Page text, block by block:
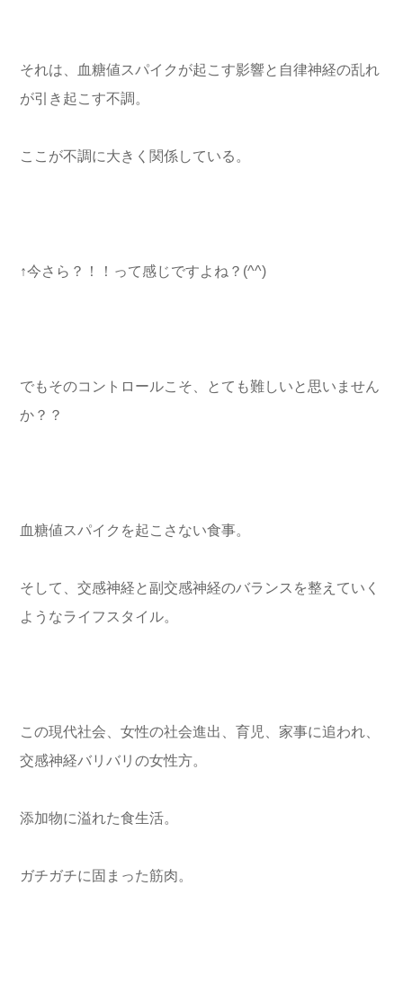
それは、血糖値スパイクが起こす影響と自律神経の乱れ
が引き起こす不調。
ここが不調に大きく関係している。
↑今さら？！！って感じですよね？(^^)
でもそのコントロールこそ、とても難しいと思いません
か？？
血糖値スパイクを起こさない食事。
そして、交感神経と副交感神経のバランスを整えていく
ようなライフスタイル。
この現代社会、女性の社会進出、育児、家事に追われ、
交感神経バリバリの女性方。
添加物に溢れた食生活。
ガチガチに固まった筋肉。